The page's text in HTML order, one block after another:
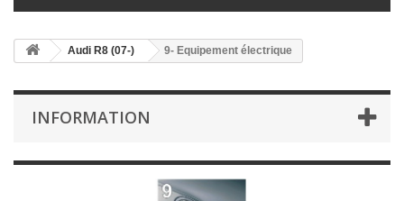
Audi R8 (07-) 9- Equipement électrique
INFORMATION